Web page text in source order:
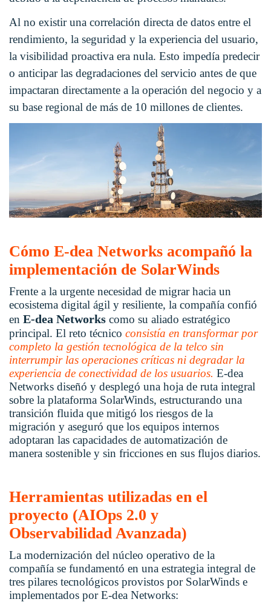
Al no existir una correlación directa de datos entre el
rendimiento, la seguridad y la experiencia del usuario,
la visibilidad proactiva era nula. Esto impedía predecir
o anticipar las degradaciones del servicio antes de que
impactaran directamente a la operación del negocio y a
su base regional de más de 10 millones de clientes.
Cómo E-dea Networks acompañó la
implementación de SolarWinds
Frente a la urgente necesidad de migrar hacia un
ecosistema digital ágil y resiliente, la compañía confió
en E-dea Networks como su aliado estratégico
principal. El reto técnico consistía en transformar por
completo la gestión tecnológica de la telco sin
interrumpir las operaciones críticas ni degradar la
experiencia de conectividad de los usuarios. E-dea
Networks diseñó y desplegó una hoja de ruta integral
sobre la plataforma SolarWinds, estructurando una
transición fluida que mitigó los riesgos de la
migración y aseguró que los equipos internos
adoptaran las capacidades de automatización de
manera sostenible y sin fricciones en sus flujos diarios.
Herramientas utilizadas en el
proyecto (AIOps 2.0 y
Observabilidad Avanzada)
La modernización del núcleo operativo de la
compañía se fundamentó en una estrategia integral de
tres pilares tecnológicos provistos por SolarWinds e
implementados porE-dea Networks: